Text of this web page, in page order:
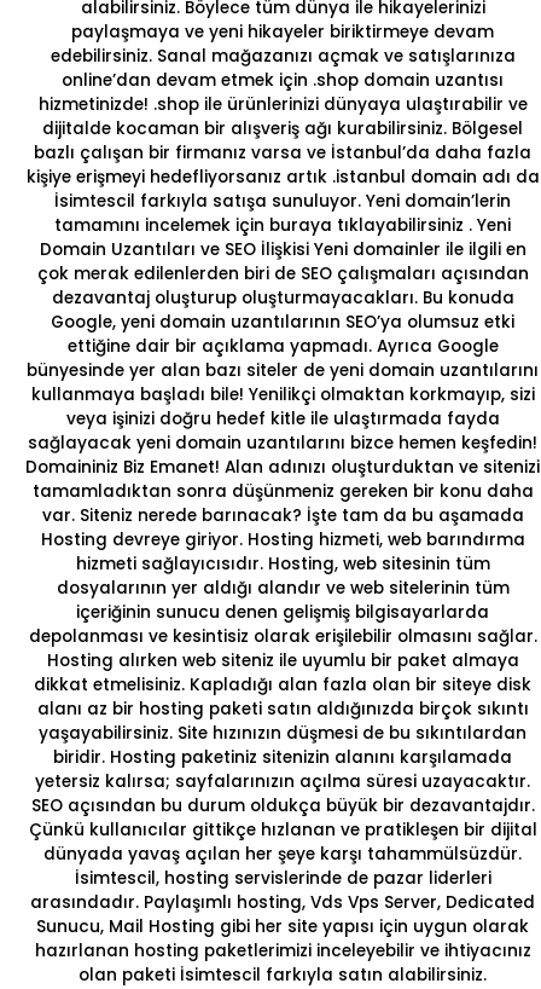
alabilirsiniz. Böylece tüm dünya ile hikayelerinizi
paylaşmaya ve yeni hikayeler biriktirmeye devam
edebilirsiniz. Sanal mağazanızı açmak ve satışlarınıza
online’dan devam etmek için .shop domain uzantısı
hizmetinizde! .shop ile ürünlerinizi dünyaya ulaştırabilir ve
dijitalde kocaman bir alışveriş ağı kurabilirsiniz. Bölgesel
bazlı çalışan bir firmanız varsa ve İstanbul’da daha fazla
kişiye erişmeyi hedefliyorsanız artık .istanbul domain adı da
İsimtescil farkıyla satışa sunuluyor. Yeni domain’lerin
tamamını incelemek için buraya tıklayabilirsiniz . Yeni
Domain Uzantıları ve SEO İlişkisi Yeni domainler ile ilgili en
çok merak edilenlerden biri de SEO çalışmaları açısından
dezavantaj oluşturup oluşturmayacakları. Bu konuda
Google, yeni domain uzantılarının SEO’ya olumsuz etki
ettiğine dair bir açıklama yapmadı. Ayrıca Google
bünyesinde yer alan bazı siteler de yeni domain uzantılarını
kullanmaya başladı bile! Yenilikçi olmaktan korkmayıp, sizi
veya işinizi doğru hedef kitle ile ulaştırmada fayda
sağlayacak yeni domain uzantılarını bizce hemen keşfedin!
Domaininiz Biz Emanet! Alan adınızı oluşturduktan ve sitenizi
tamamladıktan sonra düşünmeniz gereken bir konu daha
var. Siteniz nerede barınacak? İşte tam da bu aşamada
Hosting devreye giriyor. Hosting hizmeti, web barındırma
hizmeti sağlayıcısıdır. Hosting, web sitesinin tüm
dosyalarının yer aldığı alandır ve web sitelerinin tüm
içeriğinin sunucu denen gelişmiş bilgisayarlarda
depolanması ve kesintisiz olarak erişilebilir olmasını sağlar.
Hosting alırken web siteniz ile uyumlu bir paket almaya
dikkat etmelisiniz. Kapladığı alan fazla olan bir siteye disk
alanı az bir hosting paketi satın aldığınızda birçok sıkıntı
yaşayabilirsiniz. Site hızınızın düşmesi de bu sıkıntılardan
biridir. Hosting paketiniz sitenizin alanını karşılamada
yetersiz kalırsa; sayfalarınızın açılma süresi uzayacaktır.
SEO açısından bu durum oldukça büyük bir dezavantajdır.
Çünkü kullanıcılar gittikçe hızlanan ve pratikleşen bir dijital
dünyada yavaş açılan her şeye karşı tahammülsüzdür.
İsimtescil, hosting servislerinde de pazar liderleri
arasındadır. Paylaşımlı hosting, Vds Vps Server, Dedicated
Sunucu, Mail Hosting gibi her site yapısı için uygun olarak
hazırlanan hosting paketlerimizi inceleyebilir ve ihtiyacınız
olan paketi İsimtescil farkıyla satın alabilirsiniz.